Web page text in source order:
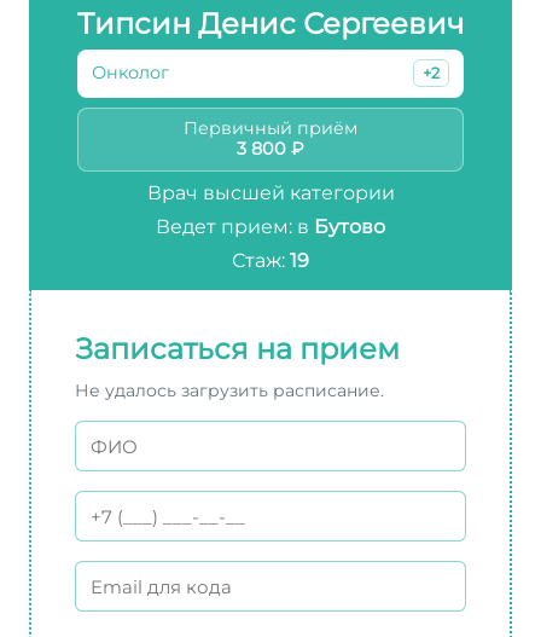
Типсин Денис Сергеевич
Онколог +2
Первичный приём
3 800 ₽
Врач высшей категории
Ведет прием: в Бутово
Стаж: 19
Записаться на прием
Не удалось загрузить расписание.